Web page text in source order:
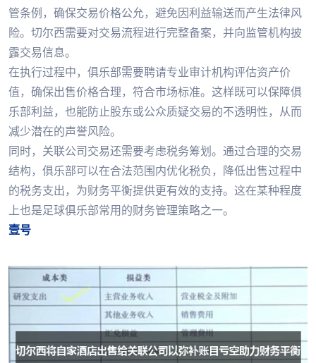
管条例，确保交易价格公允，避免因利益输送而产生法律风
险。切尔西需要对交易流程进行完整备案，并向监管机构披
露交易信息。
在执行过程中，俱乐部需要聘请专业审计机构评估资产价
值，确保出售价格合理，符合市场标准。这样既可以保障俱
乐部利益，也能防止股东或公众质疑交易的不透明性，从而
减少潜在的声誉风险。
同时，关联公司交易还需要考虑税务筹划。通过合理的交易
结构，俱乐部可以在合法范围内优化税负，降低出售过程中
的税务支出，为财务平衡提供更有效的支持。这在某种程度
上也是足球俱乐部常用的财务管理策略之一。
壹号